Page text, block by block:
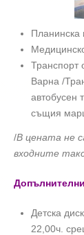
Планинска
Транспорт
Варна /
автобусен
същия
/В цената не
входните
Детска
22,00ч.